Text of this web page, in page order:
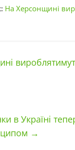
На Херсонщині
в Україні
→